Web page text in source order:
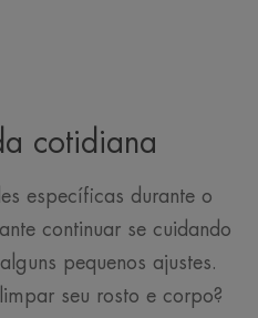
cotidiana
específicas durante o
continuar se cuidando
pequenos ajustes.
seu rosto e corpo?